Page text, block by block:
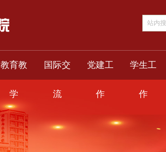
教育教
学
国际交
流
党建工
作
学生工
作